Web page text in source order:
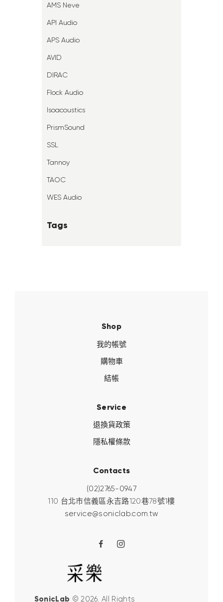
AMS Neve
API Audio
APS Audio
AVID
DIRAC
Flock Audio
Isoacoustics
PrismSound
SSL
Tannoy
TAOC
WES Audio
Tags
Shop
我的帳號
購物車
結帳
Service
退換貨政策
隱私權條款
Contacts
110 台北市信義區永吉路120巷78號1樓
service@soniclab.com.tw
(02)2765-0947
SonicLab © 2026. All Rights